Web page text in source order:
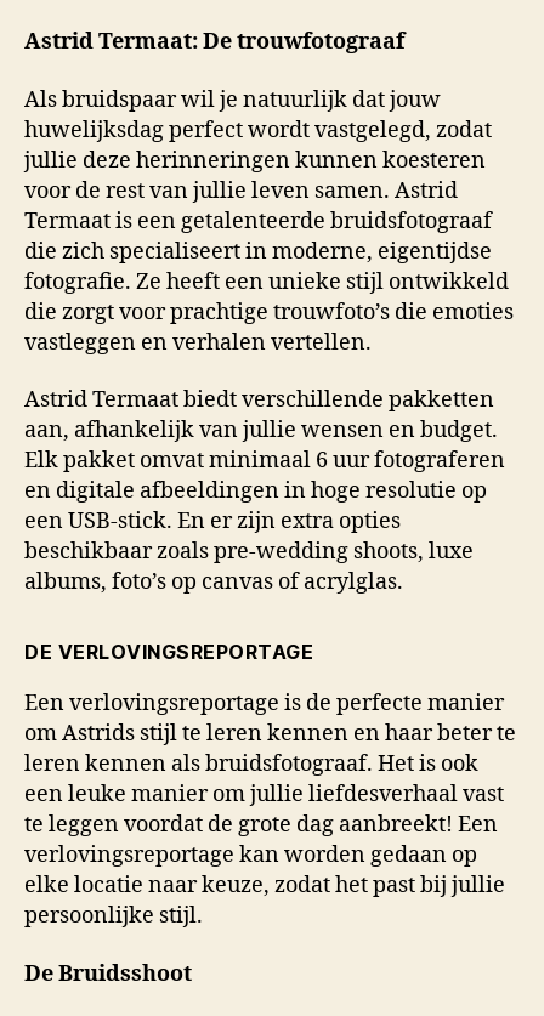
Astrid Termaat: De trouwfotograaf
Als bruidspaar wil je natuurlijk dat jouw
huwelijksdag perfect wordt vastgelegd, zodat
jullie deze herinneringen kunnen koesteren
voor de rest van jullie leven samen. Astrid
Termaat is een getalenteerde bruidsfotograaf
die zich specialiseert in moderne, eigentijdse
fotografie. Ze heeft een unieke stijl ontwikkeld
die zorgt voor prachtige trouwfoto’s die emoties
vastleggen en verhalen vertellen.
Astrid Termaat biedt verschillende pakketten
aan, afhankelijk van jullie wensen en budget.
Elk pakket omvat minimaal 6 uur fotograferen
en digitale afbeeldingen in hoge resolutie op
een USB-stick. En er zijn extra opties
beschikbaar zoals pre-wedding shoots, luxe
albums, foto’s op canvas of acrylglas.
DE VERLOVINGSREPORTAGE
Een verlovingsreportage is de perfecte manier
om Astrids stijl te leren kennen en haar beter te
leren kennen als bruidsfotograaf. Het is ook
een leuke manier om jullie liefdesverhaal vast
te leggen voordat de grote dag aanbreekt! Een
verlovingsreportage kan worden gedaan op
elke locatie naar keuze, zodat het past bij jullie
persoonlijke stijl.
De Bruidsshoot